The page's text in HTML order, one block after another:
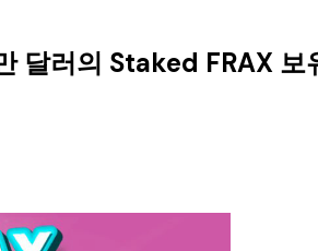
달러의 Staked FRAX 보